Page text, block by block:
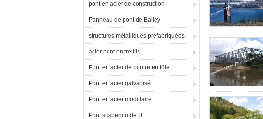
pont en acier de construction
Panneau de pont de Bailey
structures métalliques préfabriquées
acier pont en treillis
Pont en acier de poutre en tôle
Pont en acier galvanisé
Pont en acier modulaire
Pont suspendu de fil